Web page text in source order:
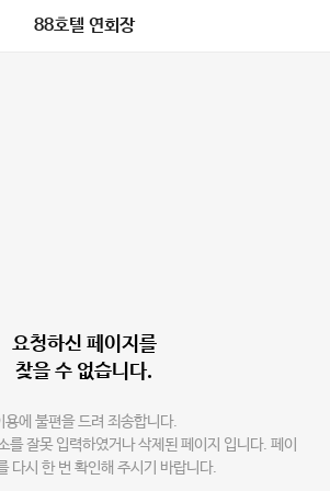
88호텔 연회장
요청하신 페이지를
찾을 수 없습니다.
용에 불편을 드려 죄송합니다.
를 잘못 입력하였거나 삭제된 페이지 입니다. 페이
다시 한 번 확인해 주시기 바랍니다.